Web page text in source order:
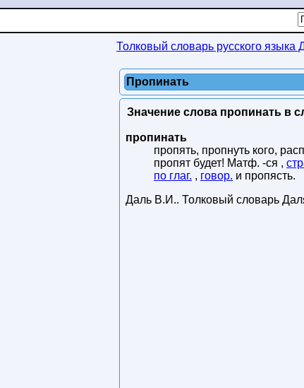
Толковый словарь русского языка
Пропинать
Значение слова пропинать в
пропинать
пропять, пропнуть кого,
пропят будет! Матф. -ся ,
по глаг. , говор. и пропясть.
Даль В.И.. Толковый словарь